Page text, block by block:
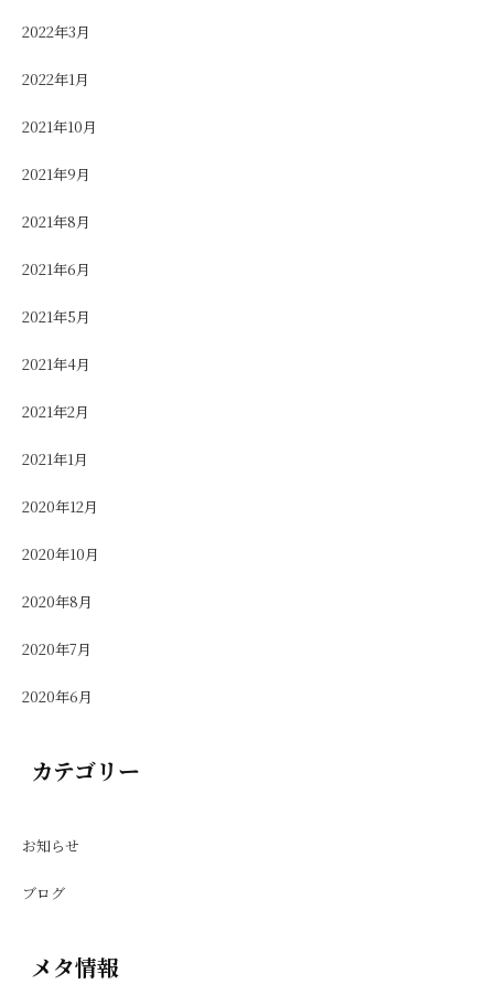
2022年3月
2022年1月
2021年10月
2021年9月
2021年8月
2021年6月
2021年5月
2021年4月
2021年2月
2021年1月
2020年12月
2020年10月
2020年8月
2020年7月
2020年6月
カテゴリー
お知らせ
ブログ
メタ情報